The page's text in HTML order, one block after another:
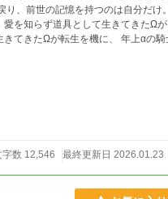
字数 12,546 最終更新日 2026.01.23